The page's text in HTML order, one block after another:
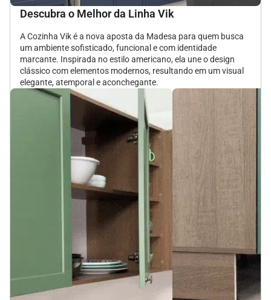
Descubra o Melhor da Linha Vik
A Cozinha Vik é a nova aposta da Madesa para quem busca
um ambiente sofisticado, funcional e com identidade
marcante. Inspirada no estilo americano, ela une o design
clássico com elementos modernos, resultando em um visual
elegante, atemporal e aconchegante.